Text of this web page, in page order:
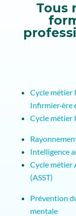
Tous
Cycle métier
Infirmier·ère
Cycle métier
Intelligence
Cycle métier
(ASST)
Prévention
mentale